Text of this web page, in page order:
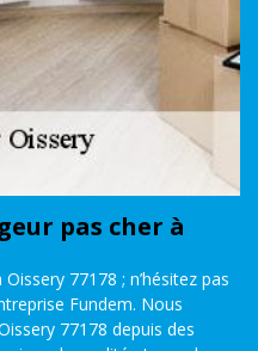
pas cher à
77178 ; n’hésitez pas
Fundem. Nous
77178 depuis des